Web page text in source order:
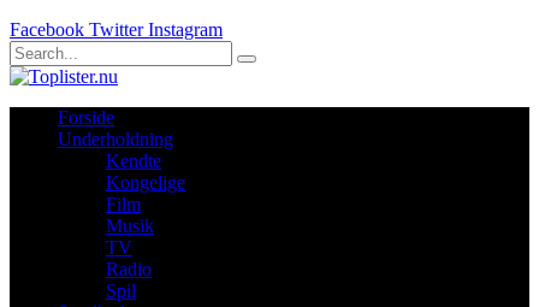
Facebook Twitter Instagram
Forside
Underholdning
Kendte
Kongelige
Film
Musik
TV
Radio
Spil